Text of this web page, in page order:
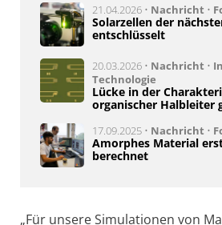
21.04.2026 • Nachricht •
Solarzellen der
entschlüsselt
20.03.2026 • Nachricht •
Technologie
Lücke in der
organischer Halbleiter
17.09.2025 • Nachricht •
Amorphes Material
berechnet
„Für unsere Simulationen von